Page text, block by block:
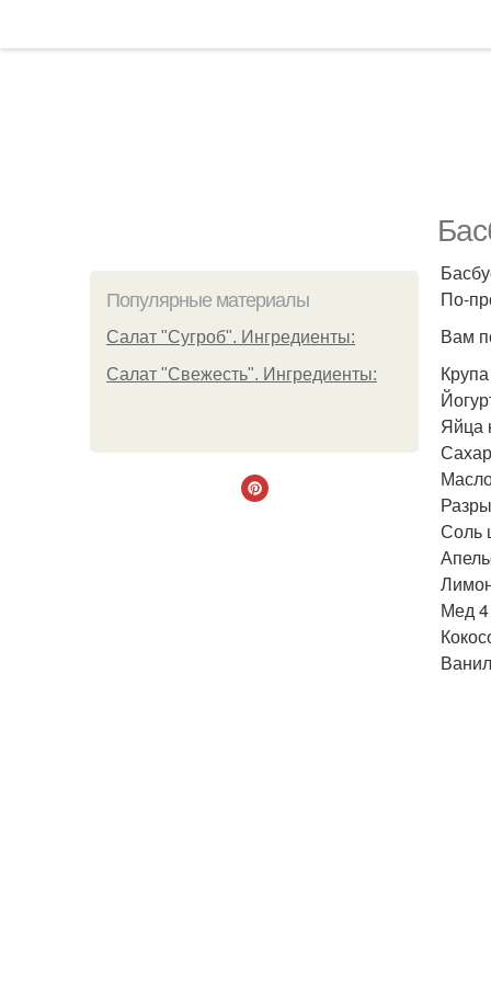
Популярные материалы
Салат "Сугроб". Ингредиенты:
Салат "Свежесть". Ингредиенты:
По-
Вам
Яйца
Соль
Мед 4